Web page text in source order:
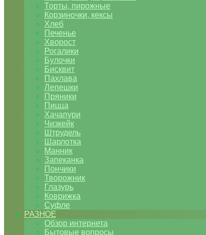
Торты, пирожные
Корзиночки, кексы
Хлеб
Печенье
Хворост
Рогалики
Булочки
Бисквит
Пахлава
Лепешки
Пряники
Пицца
Хачапури
Чизкейк
Штрудель
Шарлотка
Манник
Запеканка
Пончики
Творожник
Глазурь
Коврижка
Суфле
РАЗНОЕ
Обзор интернета
Бытовые вопросы